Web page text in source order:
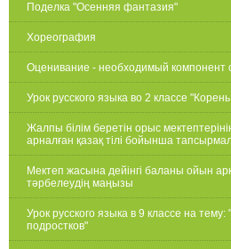
Поделка "Осенняя фантазия"
Хореография
Оценивание - необходимый компонент
Урок русского языка во 2 классе
Жалпы білім беретін орыс
арналған қазақ тілі бойынша
Мектеп жасына дейінгі баланы ойын
тәрбелеудің маңызы
Урок русского языка в 9 классе на
подростков"